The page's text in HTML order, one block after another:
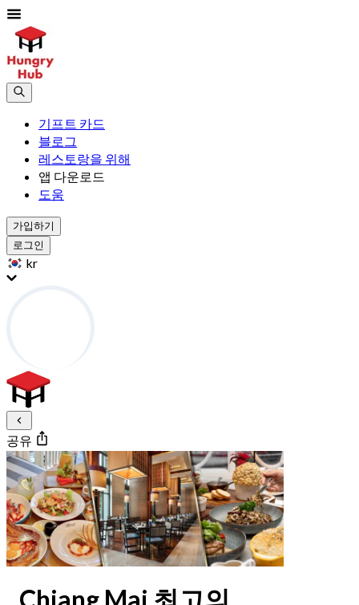
기프트 카드
블로그
레스토랑을 위해
앱 다운로드
도움
가입하기
로그인
kr
공유